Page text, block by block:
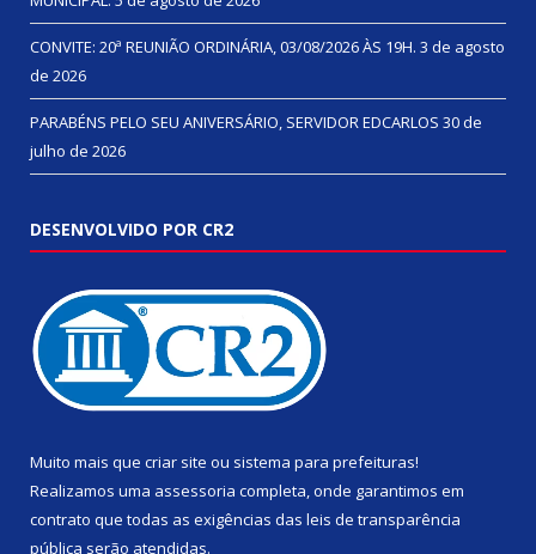
CONVITE: 20ª REUNIÃO ORDINÁRIA, 03/08/2026 ÀS 19H. 3 de agosto
de 2026
PARABÉNS PELO SEU ANIVERSÁRIO, SERVIDOR EDCARLOS 30 de
julho de 2026
DESENVOLVIDO POR CR2
Muito mais que criar site ou sistema para prefeituras!
Realizamos uma assessoria completa, onde garantimos em
contrato que todas as exigências das leis de transparência
pública serão atendidas.